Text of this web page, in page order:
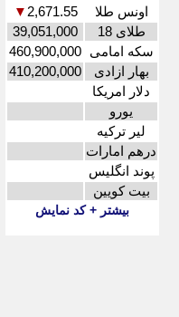
اونس طلا 2,671.55
▼
طلای 18
39,051,000
سکه امامی 460,900,000
بهار ازادی
410,200,000
دلار امریکا
یورو
لیر ترکیه
درهم امارات
پوند انگلیس
بیت کویین
بیشتر + کد نمایش